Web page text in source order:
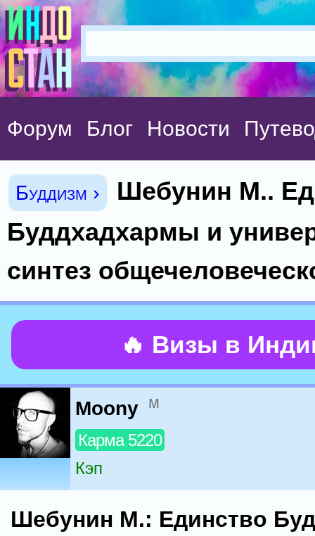
Форум Блог Новости
Буддизм ›
Шебунин М..
Буддхадхармы и
синтез
🔥 Визы в
Moony м
Карма 5220
Кэп
Шебунин М.: Единство